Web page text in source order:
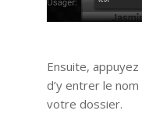
Ensuite,
d’y entrer le
votre dossier.